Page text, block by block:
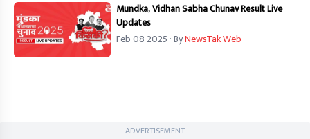
Mundka, Vidhan Sabha Chunav Result Live
Updates
Feb 08 2025 · ByNewsTak Web
ADVERTISEMENT